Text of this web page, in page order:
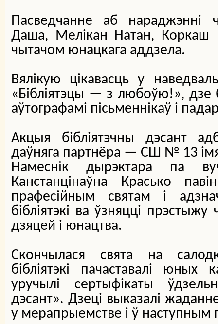
Пасведчанне аб нараджэнні
Даша, Мелікан Натан, Коркаш
чытачом юнацкага аддзела.
Вялікую цікавасць у
«Бібліятэцы — з любоўю!», дзе
аўтографамі пісьменнікаў і
Акцыя бібліятэчны дэсант
даўняга партнёра — СШ № 13
Намеснік дырэктара па
Канстанцінаўна Красько
прафесійным святам і
бібліятэкі ва ўзняцці
дзяцей і юнацтва.
Скончылася свята на
бібліятэкі пачаставалі юных
уручылі сертыфікаты
дэсант». Дзеці выказалі
у мерапрыемстве і ў наступным